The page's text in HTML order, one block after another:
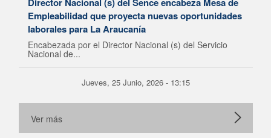
Empleabilidad que proyecta nuevas oportunidades
laborales para La Araucanía
Encabezada por el Director Nacional (s) del Servicio
Nacional de...
Jueves, 25 Junio, 2026 - 13:15
Ver más